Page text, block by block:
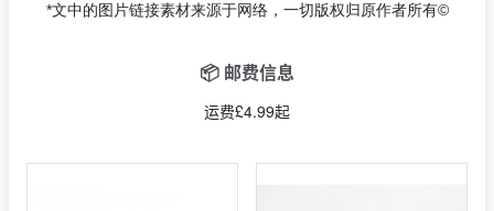
*文中的图片链接素材来源于网络，一切版权归原作者所有©
📦 邮费信息
运费£4.99起